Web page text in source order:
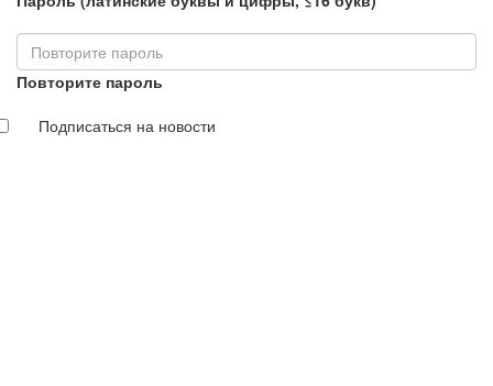
Повторите пароль
Подписаться на новости